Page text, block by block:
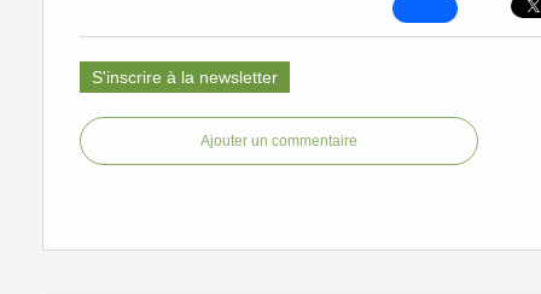
S'inscrire à la newsletter
Ajouter un commentaire